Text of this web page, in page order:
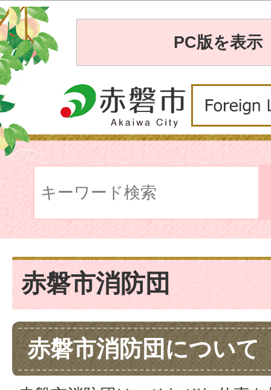
PC版を表示
赤磐市消防団
赤磐市消防団について